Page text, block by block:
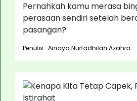
Pernahkah kamu merasa
perasaan sendiri setelah
pasangan?
Penulis : Ainaya Nurfadhilah Azahra